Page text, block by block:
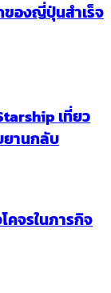
ของญี่ปุ่นสำเร็จ
เที่ยว
ยานกลับ
คจรในภารกิจ